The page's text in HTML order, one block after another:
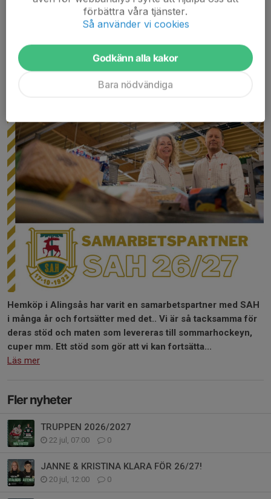
PARTNER
0 kommentarer
Hemköp i Alingsås har varit en samarbetspartner med SAH
i många år och fortsätter med det.. Vi är så tacksamma för
deras stöd och maten som levereras till sommarhockeyn,
cuper mm. Ett stöd som gör att vi kan fortsätta...
Läs mer
Fler nyheter
TRUPPEN 2026/2027
22 jul, 07:00 0
JANNE & KRISTINA KLARA FÖR 26/27!
20 jul, 12:00 0
förbättra våra tjänster.
Så använder vi cookies
Godkänn alla kakor
Bara nödvändiga